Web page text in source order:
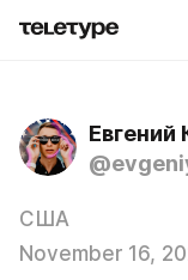
Евгений
США
November 16,